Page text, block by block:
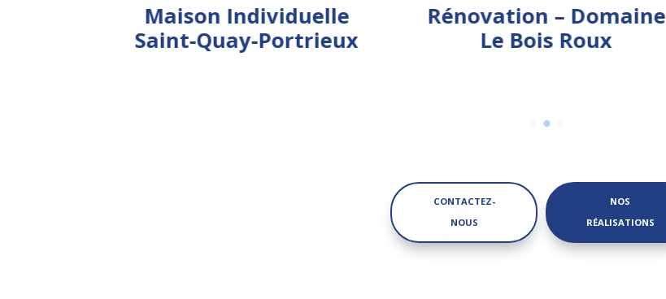
Maison Individuelle
Saint-Quay-Portrieux
Rénovation – Domaine
Le Bois Roux
CONTACTEZ-
NOUS
NOS
RÉALISATIONS